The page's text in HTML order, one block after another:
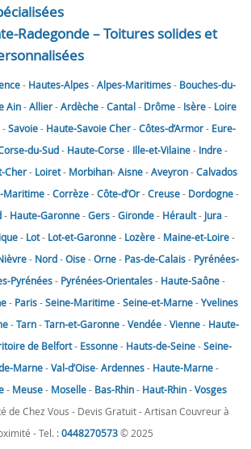
Radegonde – Toitures solides et
- Hautes-Alpes-Alpes-Maritimes- Bouches-du-
Ain-Allier-Ardèche-Cantal- Drôme- Isère- Loire
-Savoie- Haute-SavoieCher-Côtes-d’Armor- Eure-
du-Sud- Haute-Corse- Ille-et-Vilaine- Indre-
Cher- Loiret- Morbihan-Aisne-Aveyron-Calvados
Maritime-Corrèze-Côte-d’Or-Creuse- Dordogne-
- Haute-Garonne-Gers-Gironde- Hérault- Jura-
- Lot- Lot-et-Garonne- Lozère- Maine-et-Loire-
- Nord-Oise-Orne- Pas-de-Calais- Pyrénées-
Pyrénées- Pyrénées-Orientales- Haute-Saône-
- Paris-Seine-Maritime-Seine-et-Marne-Yvelines
-Tarn-Tarn-et-Garonne-Vendée-Vienne- Haute-
de Belfort- Essonne- Hauts-de-Seine-Seine-
Marne-Val-d’Oise-Ardennes- Haute-Marne-
- Meuse- Moselle- Bas-Rhin- Haut-Rhin-Vosges
de Chez Vous - Devis Gratuit - Artisan Couvreur à
- Tel. :0448270573© 2025